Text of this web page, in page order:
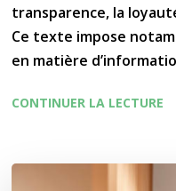
transparence, la
Ce texte impose
en matière
CONTINUER LA LECTURE